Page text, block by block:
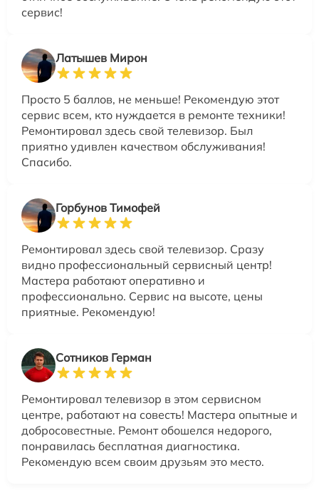
сервис!
Латышев Мирон
Просто 5 баллов, не меньше! Рекомендую этот
сервис всем, кто нуждается в ремонте техники!
Ремонтировал здесь свой телевизор. Был
приятно удивлен качеством обслуживания!
Спасибо.
Горбунов Тимофей
Ремонтировал здесь свой телевизор. Сразу
видно профессиональный сервисный центр!
Мастера работают оперативно и
профессионально. Сервис на высоте, цены
приятные. Рекомендую!
Сотников Герман
Ремонтировал телевизор в этом сервисном
центре, работают на совесть! Мастера опытные и
добросовестные. Ремонт обошелся недорого,
понравилась бесплатная диагностика.
Рекомендую всем своим друзьям это место.